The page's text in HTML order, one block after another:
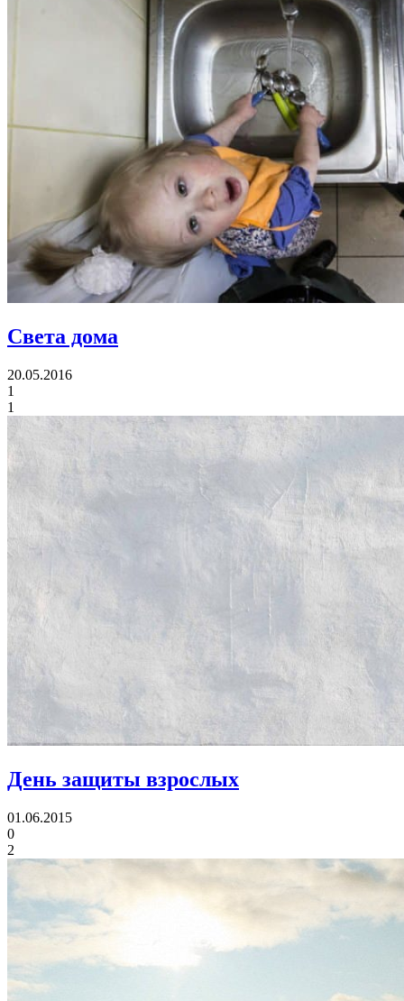
Света дома
20.05.2016
1
1
День защиты взрослых
01.06.2015
0
2